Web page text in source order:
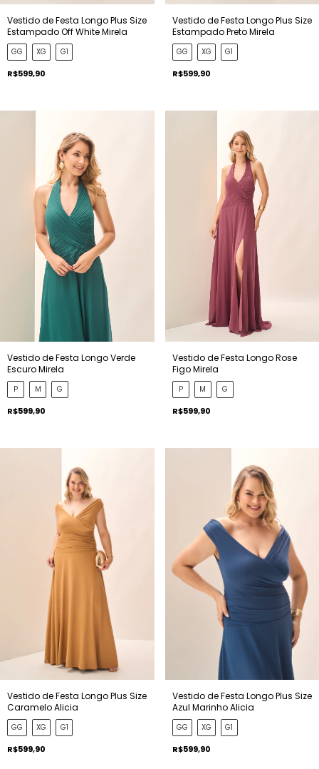
Vestido de Festa Longo Plus Size
Estampado Off White Mirela
GG XG G1
R$599,90
Vestido de Festa Longo Plus Size
Estampado Preto Mirela
GG XG G1
R$599,90
Vestido de Festa Longo Verde
Escuro Mirela
P M G
R$599,90
Vestido de Festa Longo Rose
Figo Mirela
P M G
R$599,90
Vestido de Festa Longo Plus Size
Caramelo Alicia
GG XG G1
R$599,90
Vestido de Festa Longo Plus Size
Azul Marinho Alicia
GG XG G1
R$599,90